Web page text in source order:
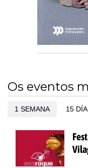
Os eventos
1 SEMANA 15